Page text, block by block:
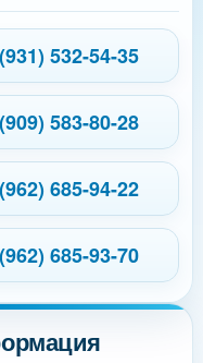
532-54-35
583-80-28
685-94-22
685-93-70